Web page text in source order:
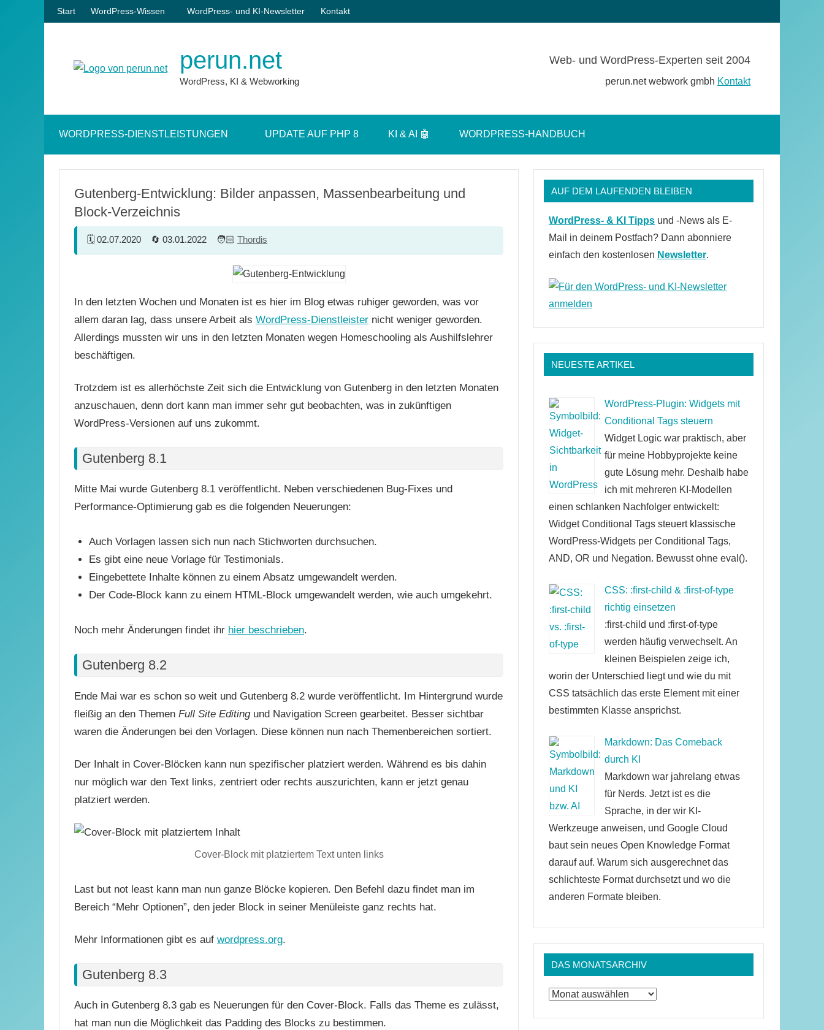
Zum
Inhalt
Start WordPress-Wissen WordPress- und KI-Newsletter Kontakt
perun.net
WordPress, KI & Webworking
Web- und WordPress-Experten seit 2004
perun.net webwork gmbh Kontakt
öffnen
WORDPRESS-DIENSTLEISTUNGEN UPDATE AUF PHP 8 KI & AI 🤖 WORDPRESS-HANDBUCH
Gutenberg-Entwicklung: Bilder anpassen, Massenbearbeitung und
Block-Verzeichnis
02.07.2020 03.01.2022 Thordis
In den letzten Wochen und Monaten ist es hier im Blog etwas ruhiger geworden, was vor
allem daran lag, dass unsere Arbeit als WordPress-Dienstleister nicht weniger geworden.
Allerdings mussten wir uns in den letzten Monaten wegen Homeschooling als Aushilfslehrer
beschäftigen.
Trotzdem ist es allerhöchste Zeit sich die Entwicklung von Gutenberg in den letzten Monaten
anzuschauen, denn dort kann man immer sehr gut beobachten, was in zukünftigen
WordPress-Versionen auf uns zukommt.
Gutenberg 8.1
Mitte Mai wurde Gutenberg 8.1 veröffentlicht. Neben verschiedenen Bug-Fixes und
Performance-Optimierung gab es die folgenden Neuerungen:
Auch Vorlagen lassen sich nun nach Stichworten durchsuchen.
Es gibt eine neue Vorlage für Testimonials.
Eingebettete Inhalte können zu einem Absatz umgewandelt werden.
Der Code-Block kann zu einem HTML-Block umgewandelt werden, wie auch umgekehrt.
Noch mehr Änderungen findet ihr hier beschrieben.
Gutenberg 8.2
Ende Mai war es schon so weit und Gutenberg 8.2 wurde veröffentlicht. Im Hintergrund wurde
fleißig an den Themen Full Site Editingund Navigation Screen gearbeitet. Besser sichtbar
waren die Änderungen bei den Vorlagen. Diese können nun nach Themenbereichen sortiert.
Der Inhalt in Cover-Blöcken kann nun spezifischer platziert werden. Während es bis dahin
nur möglich war den Text links, zentriert oder rechts auszurichten, kann er jetzt genau
platziert werden.
Cover-Block mit platziertem Text unten links
Last but not least kann man nun ganze Blöcke kopieren. Den Befehl dazu findet man im
Bereich “Mehr Optionen”, den jeder Block in seiner Menüleiste ganz rechts hat.
Mehr Informationen gibt es auf wordpress.org.
Gutenberg 8.3
Auch in Gutenberg 8.3 gab es Neuerungen für den Cover-Block. Falls das Theme es zulässt,
hat man nun die Möglichkeit das Padding des Blocks zu bestimmen.
AUF DEM LAUFENDEN BLEIBEN
WordPress- & KI Tipps und -News als E-
Mail in deinem Postfach? Dann abonniere
einfach den kostenlosen Newsletter.
NEUESTE ARTIKEL
WordPress-Plugin: Widgets mit
Conditional Tags steuern
Widget Logic war praktisch, aber
für meine Hobbyprojekte keine
gute Lösung mehr. Deshalb habe
ich mit mehreren KI-Modellen
einen schlanken Nachfolger entwickelt:
Widget Conditional Tags steuert klassische
WordPress-Widgets per Conditional Tags,
AND, OR und Negation. Bewusst ohne eval().
CSS: :first-child & :first-of-type
richtig einsetzen
:first-child und :first-of-type
werden häufig verwechselt. An
kleinen Beispielen zeige ich,
worin der Unterschied liegt und wie du mit
CSS tatsächlich das erste Element mit einer
bestimmten Klasse ansprichst.
Markdown: Das Comeback
durch KI
Markdown war jahrelang etwas
für Nerds. Jetzt ist es die
Sprache, in der wir KI-
Werkzeuge anweisen, und Google Cloud
baut sein neues Open Knowledge Format
darauf auf. Warum sich ausgerechnet das
schlichteste Format durchsetzt und wo die
anderen Formate bleiben.
DAS MONATSARCHIV
Das